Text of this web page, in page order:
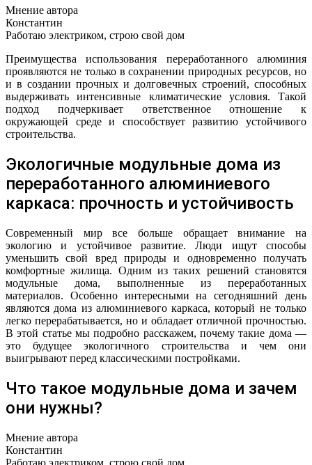
Мнение автора
Константин
Работаю электриком, строю свой дом
Преимущества использования переработанного алюминия
проявляются не только в сохранении природных ресурсов, но
и в создании прочных и долговечных строений, способных
выдерживать интенсивные климатические условия. Такой
подход подчеркивает ответственное отношение к
окружающей среде и способствует развитию устойчивого
строительства.
Экологичные модульные дома из
переработанного алюминиевого
каркаса: прочность и устойчивость
Современный мир все больше обращает внимание на
экологию и устойчивое развитие. Люди ищут способы
уменьшить свой вред природы и одновременно получать
комфортные жилища. Одним из таких решений становятся
модульные дома, выполненные из переработанных
материалов. Особенно интересными на сегодняшний день
являются дома из алюминиевого каркаса, который не только
легко перерабатывается, но и обладает отличной прочностью.
В этой статье мы подробно расскажем, почему такие дома —
это будущее экологичного строительства и чем они
выигрывают перед классическими постройками.
Что такое модульные дома и зачем
они нужны?
Мнение автора
Константин
Работаю электриком, строю свой дом